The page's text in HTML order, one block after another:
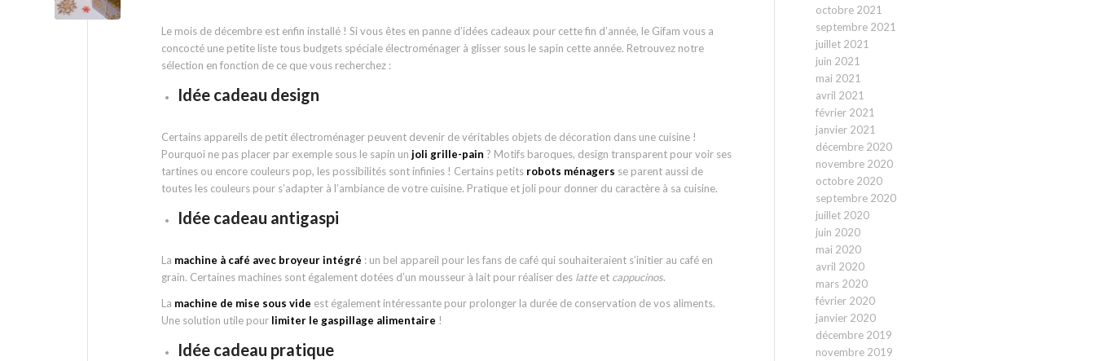
Le mois de décembre est enfin installé ! Si vous êtes en panne d’idées cadeaux pour cette fin d’année, le Gifam vous a
concocté une petite liste tous budgets spéciale électroménager à glisser sous le sapin cette année. Retrouvez notre
sélection en fonction de ce que vous recherchez :
Idée cadeau design
Certains appareils de petit électroménager peuvent devenir de véritables objets de décoration dans une cuisine !
Pourquoi ne pas placer par exemple sous le sapin un joli grille-pain ? Motifs baroques, design transparent pour voir ses
tartines ou encore couleurs pop, les possibilités sont infinies ! Certains petits robots ménagers se parent aussi de
toutes les couleurs pour s’adapter à l’ambiance de votre cuisine. Pratique et joli pour donner du caractère à sa cuisine.
Idée cadeau antigaspi
La machine à café avec broyeur intégré : un bel appareil pour les fans de café qui souhaiteraient s’initier au café en
grain. Certaines machines sont également dotées d’un mousseur à lait pour réaliser des latteet cappucinos.
La machine de mise sous vide est également intéressante pour prolonger la durée de conservation de vos aliments.
Une solution utile pour limiter le gaspillage alimentaire !
Idée cadeau pratique
octobre 2021
septembre 2021
juillet 2021
juin 2021
mai 2021
avril 2021
février 2021
janvier 2021
décembre 2020
novembre 2020
octobre 2020
septembre 2020
juillet 2020
juin 2020
mai 2020
avril 2020
mars 2020
février 2020
janvier 2020
décembre 2019
novembre 2019